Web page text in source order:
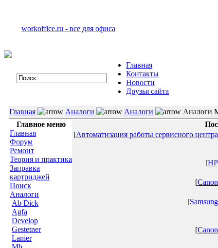
workoffice.ru - все для офиса
Главная
Контакты
Новости
Друзья сайта
Главная Аналоги Аналоги
Аналоги
Главное меню
Главная
Форум
Ремонт
Теория и практика
Заправка
картриджей
Поиск
Аналоги
Ab Dick
Agfa
Develop
Gestetner
Lanier
[Автоматизация работы сервисного центра
[HP
[Canon
[Samsung
[Canon